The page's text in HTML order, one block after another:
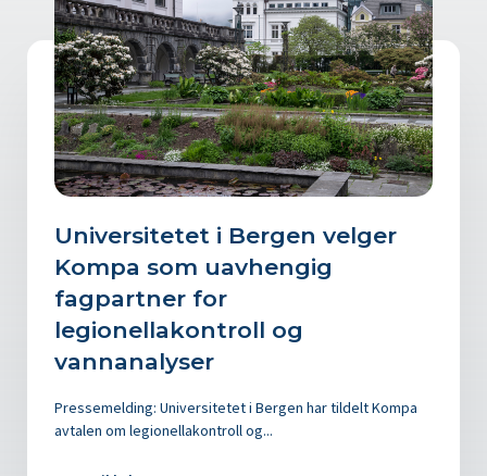
Universitetet i Bergen velger
Kompa som uavhengig
fagpartner for
legionellakontroll og
vannanalyser
Pressemelding: Universitetet i Bergen har tildelt Kompa
avtalen om legionellakontroll og...